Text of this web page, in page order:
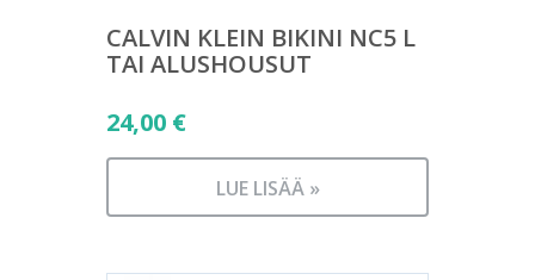
CALVIN KLEIN BIKINI NC5 L
TAI ALUSHOUSUT
24,00 €
LUE LISÄÄ »